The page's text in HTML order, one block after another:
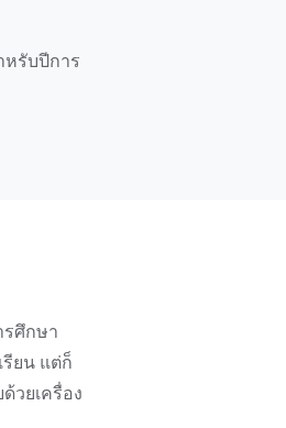
หรับปีการ
ศึกษา
ยน แต่ก็
วยเครื่อง